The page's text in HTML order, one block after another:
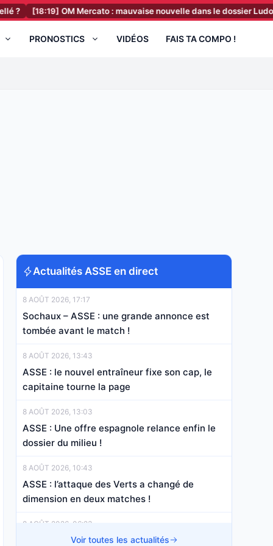
OM Mercato : mauvaise nouvelle dans le dossier Ludovic Blas
PRONOSTICS VIDÉOS FAIS TA COMPO !
Actualités ASSE en direct
8 AOÛT 2026, 17:17
Sochaux – ASSE : une grande annonce est
tombée avant le match !
8 AOÛT 2026, 13:43
ASSE : le nouvel entraîneur fixe son cap, le
capitaine tourne la page
8 AOÛT 2026, 13:03
ASSE : Une offre espagnole relance enfin le
dossier du milieu !
8 AOÛT 2026, 10:43
ASSE : l’attaque des Verts a changé de
dimension en deux matches !
8 AOÛT 2026, 06:23
ASSE : Kilmer franchit les 10 M€ et change de
Voir toutes les actualités